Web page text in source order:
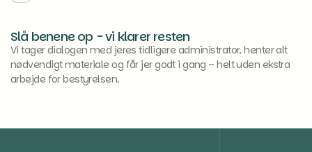
Slå benene op - vi klarer resten
Vi tager dialogen med jeres tidligere administrator, henter alt
nødvendigt materiale og får jer godt i gang – helt uden ekstra
arbejde for bestyrelsen.